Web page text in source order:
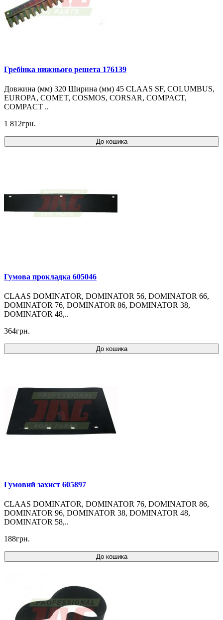
Гребінка нижнього решета 176139
Довжина (мм) 320 Ширина (мм) 45 CLAAS SF, COLUMBUS,
EUROPA, COMET, COSMOS, CORSAR, COMPACT,
COMPACT ..
1 812грн.
До кошика
Гумова прокладка 605046
CLAAS DOMINATOR, DOMINATOR 56, DOMINATOR 66,
DOMINATOR 76, DOMINATOR 86, DOMINATOR 38,
DOMINATOR 48,..
364грн.
До кошика
Гумовий захист 605897
CLAAS DOMINATOR, DOMINATOR 76, DOMINATOR 86,
DOMINATOR 96, DOMINATOR 38, DOMINATOR 48,
DOMINATOR 58,..
188грн.
До кошика